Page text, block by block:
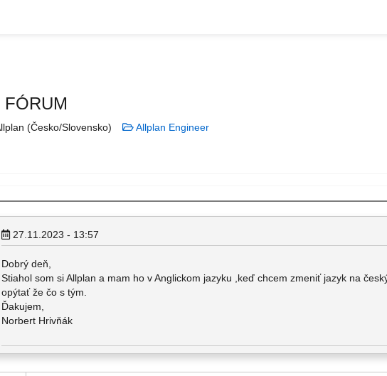
(Česko/Slovensko) Allplan Engineer
27.11.2023 - 13:57
Dobrý deň,
Stiahol som si Allplan a mam ho v Anglickom jazyku ,keď chcem zmeniť jazyk na
opýtať že čo s tým.
Ďakujem,
Norbert Hrivňák